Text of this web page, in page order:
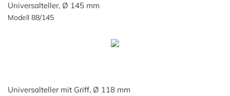
Universalteller, Ø 145 mm
Modell 88/145
Universalteller mit Griff, Ø 118 mm